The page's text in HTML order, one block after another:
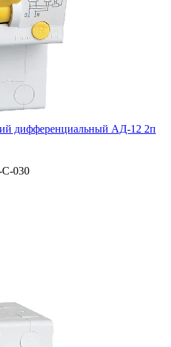
дифференциальный АД-12 2п
030